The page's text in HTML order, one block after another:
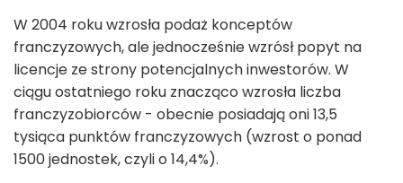
W 2004 roku wzrosła podaż konceptów
franczyzowych, ale jednocześnie wzrósł popyt na
licencje ze strony potencjalnych inwestorów. W
ciągu ostatniego roku znacząco wzrosła liczba
franczyzobiorców - obecnie posiadają oni 13,5
tysiąca punktów franczyzowych (wzrost o ponad
1500 jednostek, czyli o 14,4%).